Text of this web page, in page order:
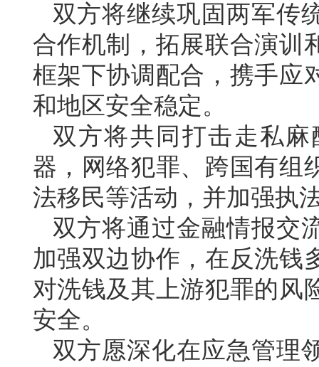
双方将继续巩固两军传
合作机制，拓展联合演训
框架下协调配合，携手应
和地区安全稳定。
双方将共同打击走私
器，网络犯罪、跨国有组
法移民等活动，并加强执
双方将通过金融情报交
加强双边协作，在反洗钱
对洗钱及其上游犯罪的风
安全。
双方愿深化在应急管理